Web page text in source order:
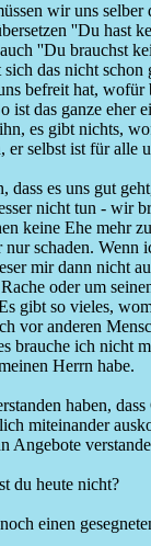
wir uns selber
''Du hast
''Du brauchst
das nicht schon
befreit hat, wofür
ist das ganze eher
es gibt nichts,
er selbst ist für alle
dass es uns gut
nicht tun - wir
keine Ehe mehr
nur schaden. Wenn
mir dann nicht
oder um
gibt so vieles,
vor anderen
brauche ich nicht
Herrn habe.
haben,
miteinander
Angebote
du heute nicht?
einen